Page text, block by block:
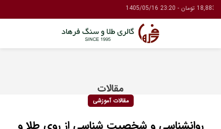
مقالات
مقالات آموزشی
روانشناسی و شخصیت شناسی از روی طلا و